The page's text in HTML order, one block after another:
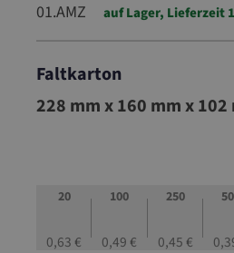
01.AMZ auf Lager, Lieferzeit
Faltkarton
01.AMZ
228 mm x 160 mm x 102
20
0,63 €
100
0,49 €
250
0,45 €